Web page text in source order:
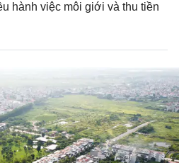
hành việc môi giới và thu tiền